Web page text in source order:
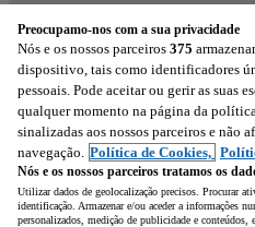
Preocupamo-nos com a sua privacidade
Nós e os nossos parceiros 375
dispositivo, tais como identificadores
pessoais. Pode aceitar ou gerir as suas
qualquer momento na página da
sinalizadas aos nossos parceiros e não
navegação. Política de Cookies,
Nós e os nossos parceiros tratamos os
Utilizar dados de geolocalização precisos. Procurar
identificação. Armazenar e/ou aceder a informações
personalizados, medição de publicidade e conteúdos,